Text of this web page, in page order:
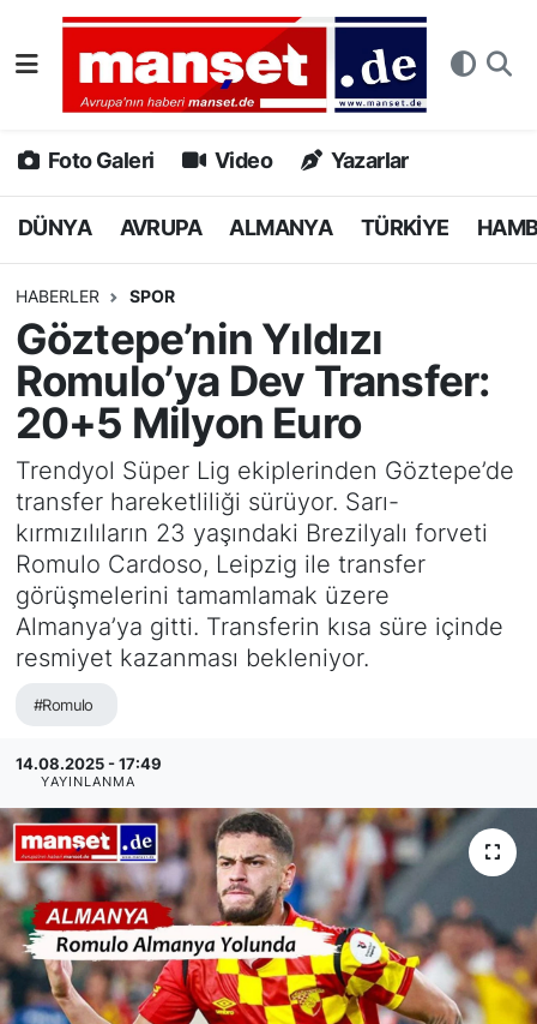
Foto Galeri Video Yazarlar
DÜNYA AVRUPA ALMANYA TÜRKİYE
HABERLER SPOR
Göztepe’nin Yıldızı
Romulo’ya Dev Transfer:
20+5 Milyon Euro
Trendyol Süper Lig ekiplerinden Göztepe’de
transfer hareketliliği sürüyor. Sarı-
kırmızılıların 23 yaşındaki Brezilyalı forveti
Romulo Cardoso, Leipzig ile transfer
görüşmelerini tamamlamak üzere
Almanya’ya gitti. Transferin kısa süre içinde
resmiyet kazanması bekleniyor.
#Romulo
14.08.2025 - 17:49
YAYINLANMA
DÜNYA
AVRUPA
ALMANYA
HAMBURG
SPOR
DEUTSCH
EKONOMİ
SİYASET
SAĞLIK
Nöbetçi Eczaneler
Hava Durumu
Namaz Vakitleri
Puan Durumu ve Fikstür
Tüm Manşetler
Son Dakika Haberleri
Haber Arşivi